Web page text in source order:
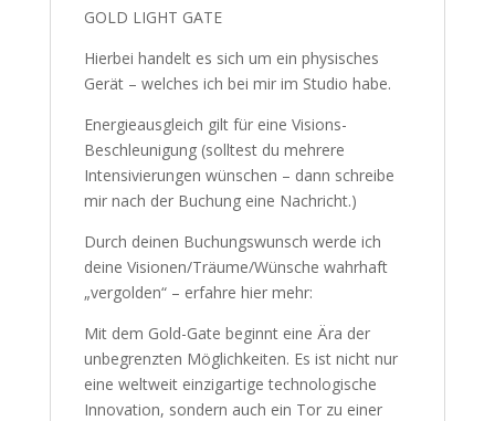
GOLD LIGHT GATE
Hierbei handelt es sich um ein physisches
Gerät – welches ich bei mir im Studio habe.
Energieausgleich gilt für eine Visions-
Beschleunigung (solltest du mehrere
Intensivierungen wünschen – dann schreibe
mir nach der Buchung eine Nachricht.)
Durch deinen Buchungswunsch werde ich
deine Visionen/Träume/Wünsche wahrhaft
„vergolden“ – erfahre hier mehr:
Mit dem Gold-Gate beginnt eine Ära der
unbegrenzten Möglichkeiten. Es ist nicht nur
eine weltweit einzigartige technologische
Innovation, sondern auch ein Tor zu einer